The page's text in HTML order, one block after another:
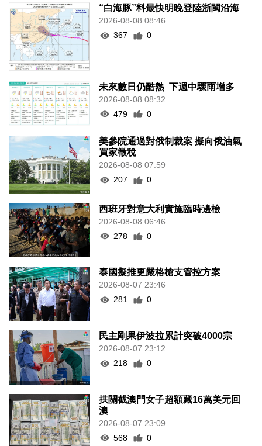
“白海豚”料最快明晚登陸浙閩沿海
2026-08-08 08:46
367
0
未來數日仍酷熱 下週中驟雨增多
2026-08-08 08:32
479
0
美參院通過對俄制裁案 擬向俄油氣
買家徵稅
2026-08-08 07:59
207
0
西班牙對意大利實施臨時邊檢
2026-08-08 06:46
278
0
泰國擬推更嚴格槍支管控方案
2026-08-07 23:46
281
0
民主剛果伊波拉累計突破4000宗
2026-08-07 23:12
218
0
拱關截澳門女子超額藏16萬美元回
澳
2026-08-07 23:09
568
0